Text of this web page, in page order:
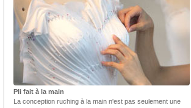
Pli fait à la main
La conception ruching à la main n'est pas seulement une